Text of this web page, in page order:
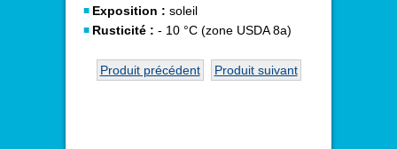
Exposition : soleil
Rusticité : - 10 °C (zone USDA 8a)
Produit précédent Produit suivant